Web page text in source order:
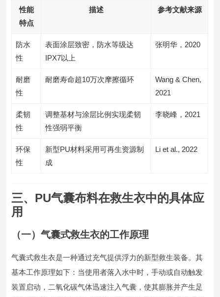
性能
特点
描述 参考文献来源
防水
性
表面涂层致密，防水等级达
IPX7以上
张明华，2020
耐磨
性
耐磨寿命超10万次摩擦循环
Wang & Chen,
2021
柔韧
性
调整基材与涂层比例实现柔韧
性强弱平衡
李晓峰，2021
环保
性
新型PU材料采用可再生资源制
成
Li et al., 2022
三、PU气囊布料在救生衣中的具体应
用
（一）气囊式救生衣的工作原理
气囊式救生衣是一种通过充气提供浮力的新型救生装备。其
基本工作原理如下：当使用者落入水中时，手动或自动触发
装置启动，二氧化碳气体迅速注入气囊，使其膨胀并产生足